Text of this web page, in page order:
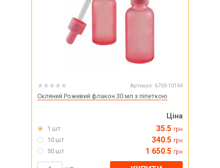
Артикул: 6705-10144
Скляний Рожевий флакон 30 мл з піпеткою
Ціна
1 шт 35.5 грн
10 шт 340.5 грн
50 шт 1 650.5 грн